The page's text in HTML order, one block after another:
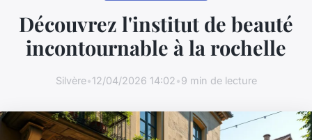
Découvrez l'institut de beauté
incontournable à la rochelle
Silvère•12/04/2026 14:02•9 min de lecture